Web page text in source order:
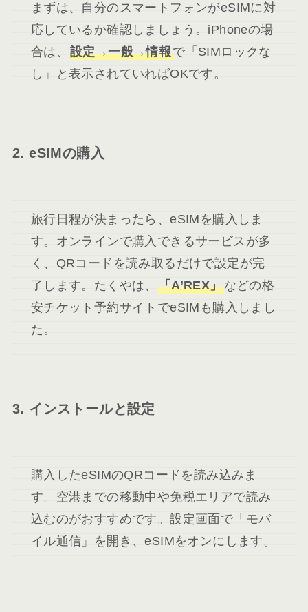
まずは、自分のスマートフォンがeSIMに対
応しているか確認しましょう。iPhoneの場
合は、 設定→一般→情報で「SIMロックな
し」と表示されていればOKです。
2. eSIMの購入
旅行日程が決まったら、eSIMを購入しま
す。オンラインで購入できるサービスが多
く、QRコードを読み取るだけで設定が完
了します。たくやは、 「A’REX」などの格
安チケット予約サイトでeSIMも購入しまし
た。
3. インストールと設定
購入したeSIMのQRコードを読み込みま
す。空港までの移動中や免税エリアで読み
込むのがおすすめです。設定画面で「モバ
イル通信」を開き、eSIMをオンにします。